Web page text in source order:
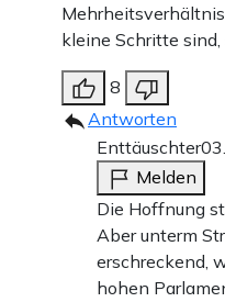
kleine Schritte
8
Antworten
Enttäuschter
Melden
Die Hoffnung
Aber unterm
erschreckend,
hohen